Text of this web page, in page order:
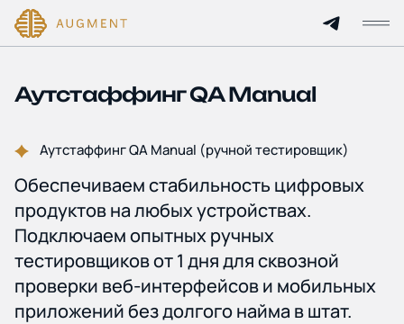
Главная
О компании
Кейсы
Технологии и цены
Партнерам
Аутстаффинг QA Manual
Аутстаффинг QA Manual (ручной тестировщик)
Обеспечиваем стабильность цифровых
продуктов на любых устройствах.
Подключаем опытных ручных
тестировщиков от 1 дня для сквозной
проверки веб-интерфейсов и мобильных
приложений без долгого найма в штат.